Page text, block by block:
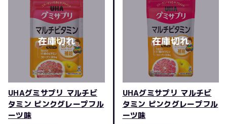
UHAグミサプリ マルチビ
タミン ピンクグレープフル
ーツ味
UHAグミサプリ マルチビ
タミン ピンクグレープフル
ーツ味